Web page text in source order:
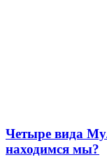
Четыре вида
находимся мы?